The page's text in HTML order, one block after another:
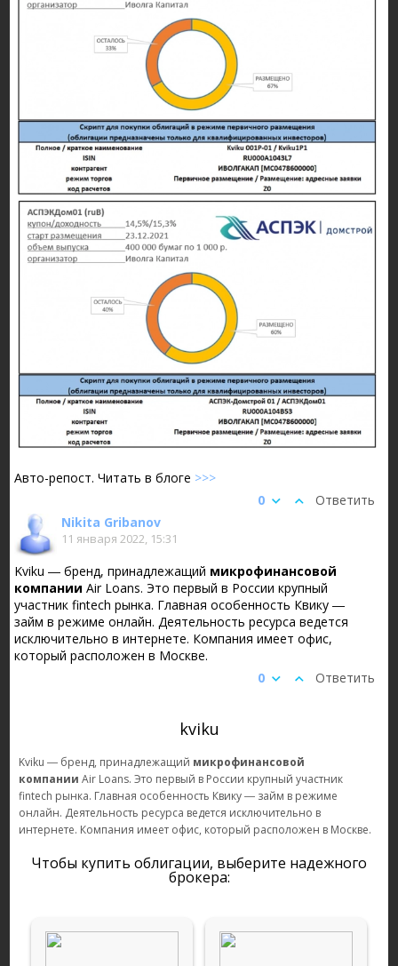
Авто-репост. Читать в блоге >>>
Ответить
0
Nikita Gribanov
11 января 2022, 15:31
Kviku ― бренд, принадлежащий микрофинансовой
компании Air Loans. Это первый в России крупный
участник fintech рынка. Главная особенность Квику ―
займ в режиме онлайн. Деятельность ресурса ведется
исключительно в интернете. Компания имеет офис,
который расположен в Москве.
Ответить
0
kviku
Kviku ― бренд, принадлежащий микрофинансовой
компании Air Loans. Это первый в России крупный участник
fintech рынка. Главная особенность Квику ― займ в режиме
онлайн. Деятельность ресурса ведется исключительно в
интернете. Компания имеет офис, который расположен в Москве.
Чтобы купить облигации, выберите надежного
брокера: